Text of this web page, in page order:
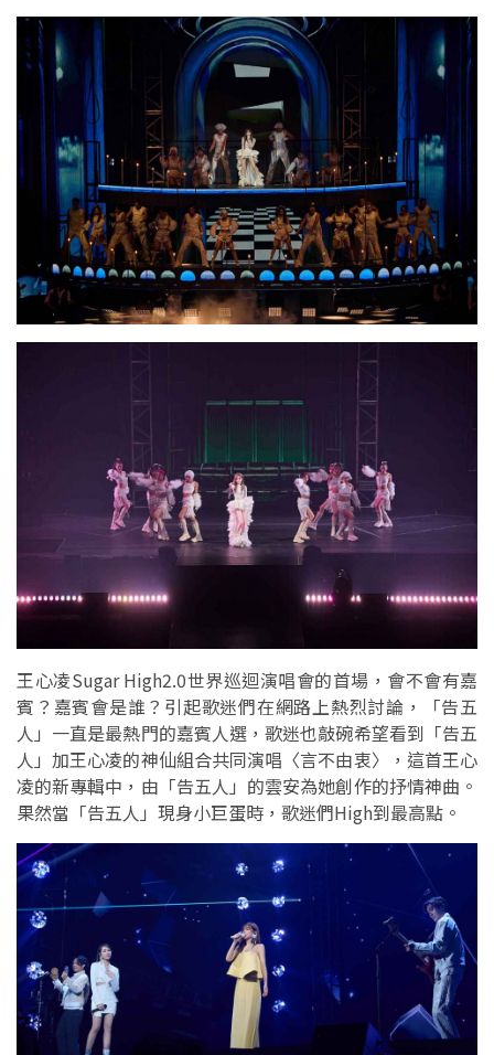
王心凌Sugar High2.0世界巡迴演唱會的首場，會不會有嘉
賓？嘉賓會是誰？引起歌迷們在網路上熱烈討論，「告五
人」一直是最熱門的嘉賓人選，歌迷也敲碗希望看到「告五
人」加王心凌的神仙組合共同演唱〈言不由衷〉，這首王心
凌的新專輯中，由「告五人」的雲安為她創作的抒情神曲。
果然當「告五人」現身小巨蛋時，歌迷們High到最高點。